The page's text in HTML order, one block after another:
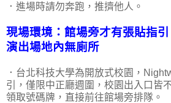
．進場時請勿奔跑，推擠他人。
現場環境：館場旁才有張貼指引
演出場地內無廁所
．台北科技大學為開放式校園，
引，僅限中正廳週圍，校園出入口皆
領取號碼牌，直接前往館場旁排隊。